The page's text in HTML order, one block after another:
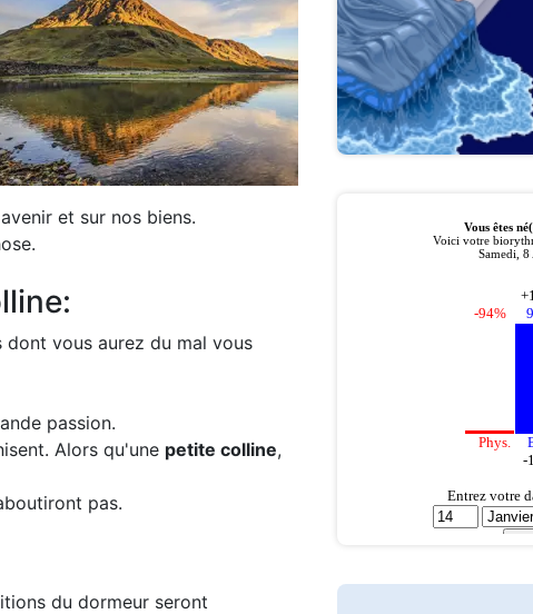
et sur nos biens.
dont vous aurez du mal vous
passion.
Alors qu'une petite colline,
pas.
du dormeur seront